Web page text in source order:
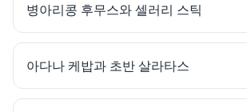
병아리콩 후무스와 셀러리 스틱
아다나 케밥과 초반 살라타스